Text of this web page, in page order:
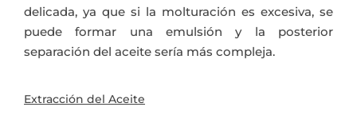
delicada, ya que si la molturación es excesiva, se
puede formar una emulsión y la posterior
separación del aceite sería más compleja.
Extracción del Aceite